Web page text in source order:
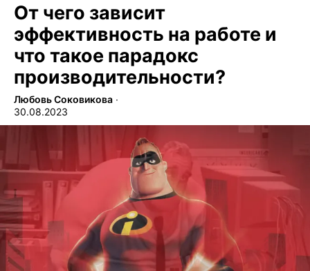
От чего зависит
эффективность на работе и
что такое парадокс
производительности?
Любовь Соковикова ∙
30.08.2023